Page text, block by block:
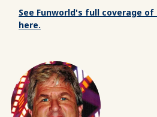
See Funworld's full coverage of
here.